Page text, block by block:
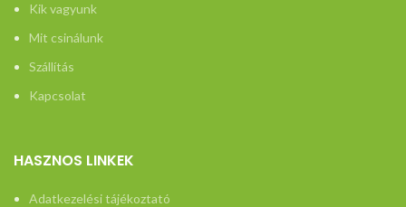
Kik vagyunk
Mit csinálunk
Szállítás
Kapcsolat
HASZNOS LINKEK
Adatkezelési tájékoztató